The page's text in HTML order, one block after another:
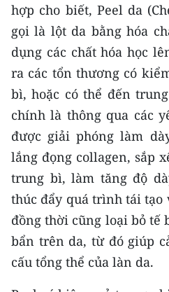
TIN ĐỊA PHƯƠNG
Trung du và miền núi phía
Đồng bằng sông Hồng
Bắc Trung Bộ
Duyên hải Nam Trung Bộ
Nguyên
Đông Nam Bộ
Đồng bằng sông Cửu Long
Chuyên trang Hà Nội
hợp cho biết, Peel da
gọi là lột da bằng hóa
dụng các chất hóa học
ra các tổn thương có
bì, hoặc có thể đến
chính là thông qua các
được giải phóng làm
lắng đọng collagen, sắp
trung bì, làm tăng độ
thúc đẩy quá trình tái tạo
đồng thời cũng loại bỏ tế
bẩn trên da, từ đó giúp
cấu tổng thể của làn da.